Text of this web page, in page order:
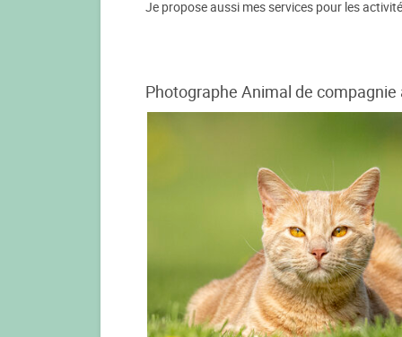
Je propose aussi mes services pour les
Photographe Animal de compagnie